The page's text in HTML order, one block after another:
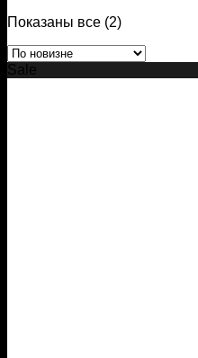
Показаны все (2)Сортировка:
недавние
Sale